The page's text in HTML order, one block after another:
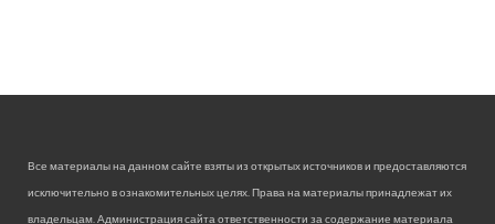
Все материалы на данном сайте взяты из открытых источников и предоставляются
исключительно в ознакомительных целях. Права на материалы принадлежат их
владельцам. Администрация сайта ответственности за содержание материала